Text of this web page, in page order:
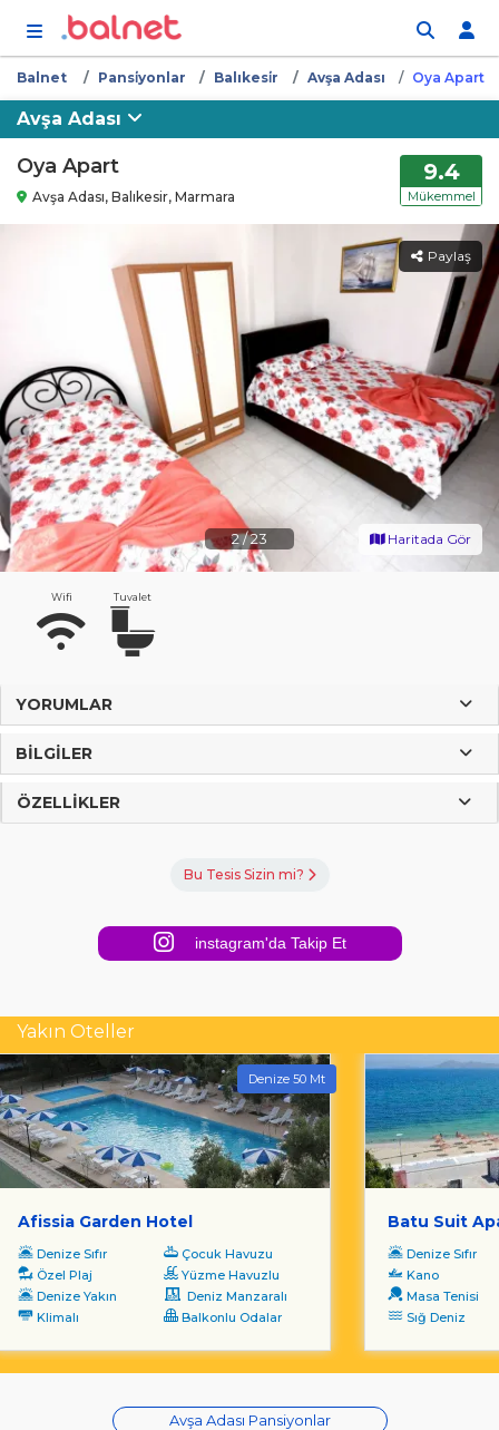
Balnet Pansi̇yonlar Balıkesi̇r Avşa Adası Oya Apart
Avşa Adası
Oya Apart
Avşa Adası, Balıkesir, Marmara
9.4
Mükemmel
2/23
Paylaş
Haritada Gör
Wifi Tuvalet
YORUMLAR
BILGILER
ÖZELLIKLER
Bu Tesis Sizin mi?
instagram'da Takip Et
Yakın Oteller
Denize 50 Mt
Afissia Garden Hotel
Denize Sıfır
Çocuk Havuzu
Özel Plaj
Yüzme Havuzlu
Denize Yakın
Deniz Manzaralı
Klimalı
Balkonlu Odalar
Batu Suit
Denize Sıfır
Kano
Masa Tenisi
Sığ Deniz
Avşa Adası Pansiyonlar